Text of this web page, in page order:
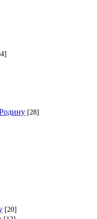
[28]
[20]